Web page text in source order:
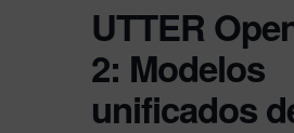
UTTER
2: Modelos
unificados